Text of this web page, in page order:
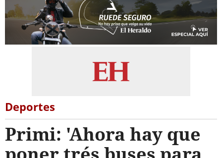
Deportes
Primi: 'Ahora hay que